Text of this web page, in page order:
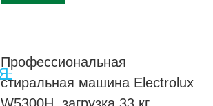
Профессиональная
стиральная машина Electrolux